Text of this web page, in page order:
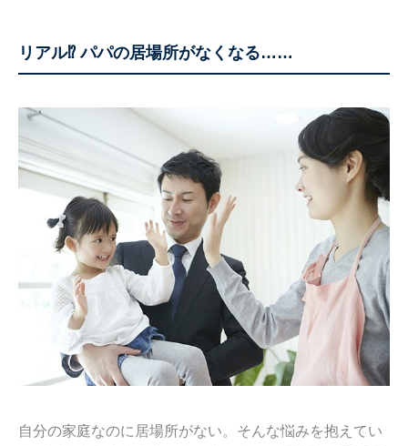
リアル⁉ パパの居場所がなくなる……
自分の家庭なのに居場所がない。そんな悩みを抱えてい